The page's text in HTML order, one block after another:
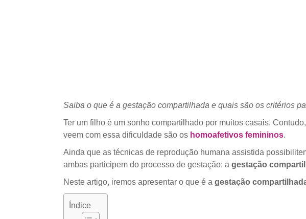
Saiba o que é a gestação compartilhada e quais são os critérios
Ter um filho é um sonho compartilhado por muitos casais.
veem com essa dificuldade são os homoafetivos femininos.
Ainda que as técnicas de reprodução humana assistida
ambas participem do processo de gestação: a gestação
Neste artigo, iremos apresentar o que é a gestação
Índice